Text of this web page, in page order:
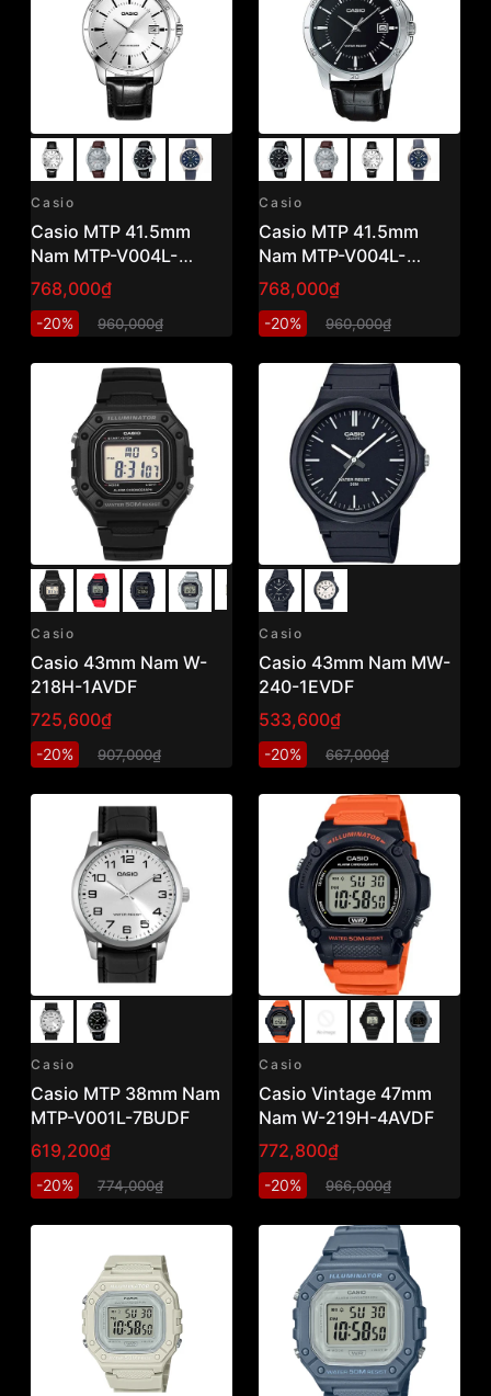
Casio
Casio MTP 41.5mm
Nam MTP-V004L-
7AUDF
768,000₫
-20% 960,000₫
Casio
Casio MTP 41.5mm
Nam MTP-V004L-
1AUDF
768,000₫
-20% 960,000₫
Casio
Casio 43mm Nam W-
218H-1AVDF
725,600₫
-20% 907,000₫
Casio
Casio 43mm Nam MW-
240-1EVDF
533,600₫
-20% 667,000₫
Casio
Casio MTP 38mm Nam
MTP-V001L-7BUDF
619,200₫
-20% 774,000₫
Casio
Casio Vintage 47mm
Nam W-219H-4AVDF
772,800₫
-20% 966,000₫